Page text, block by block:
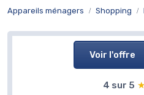
Appareils ménagers Shopping
Voir l'offre
4 sur 5